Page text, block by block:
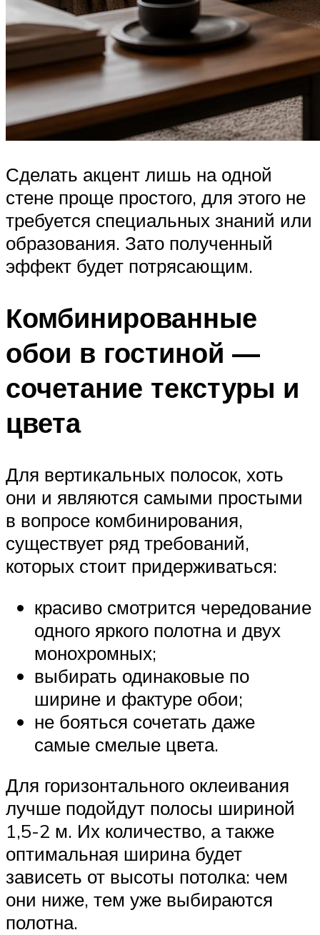
Сделать акцент лишь на одной
стене проще простого, для этого не
требуется специальных знаний или
образования. Зато полученный
эффект будет потрясающим.
Комбинированные
обои в гостиной —
сочетание текстуры и
цвета
Для вертикальных полосок, хоть
они и являются самыми простыми
в вопросе комбинирования,
существует ряд требований,
которых стоит придерживаться:
красиво смотрится чередование
одного яркого полотна и двух
монохромных;
выбирать одинаковые по
ширине и фактуре обои;
не бояться сочетать даже
самые смелые цвета.
Для горизонтального оклеивания
лучше подойдут полосы шириной
1,5-2 м. Их количество, а также
оптимальная ширина будет
зависеть от высоты потолка: чем
они ниже, тем уже выбираются
полотна.